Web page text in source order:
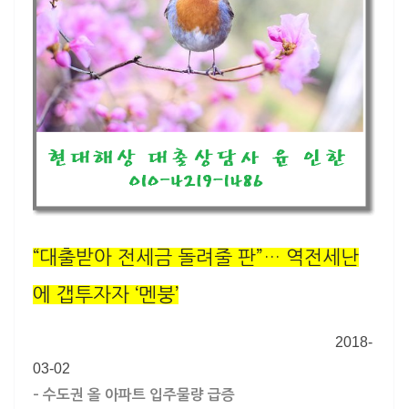
“대출받아 전세금 돌려줄 판”… 역전세난
에 갭투자자 ‘멘붕’
2018-
03-02
– 수도권 올 아파트 입주물량 급증